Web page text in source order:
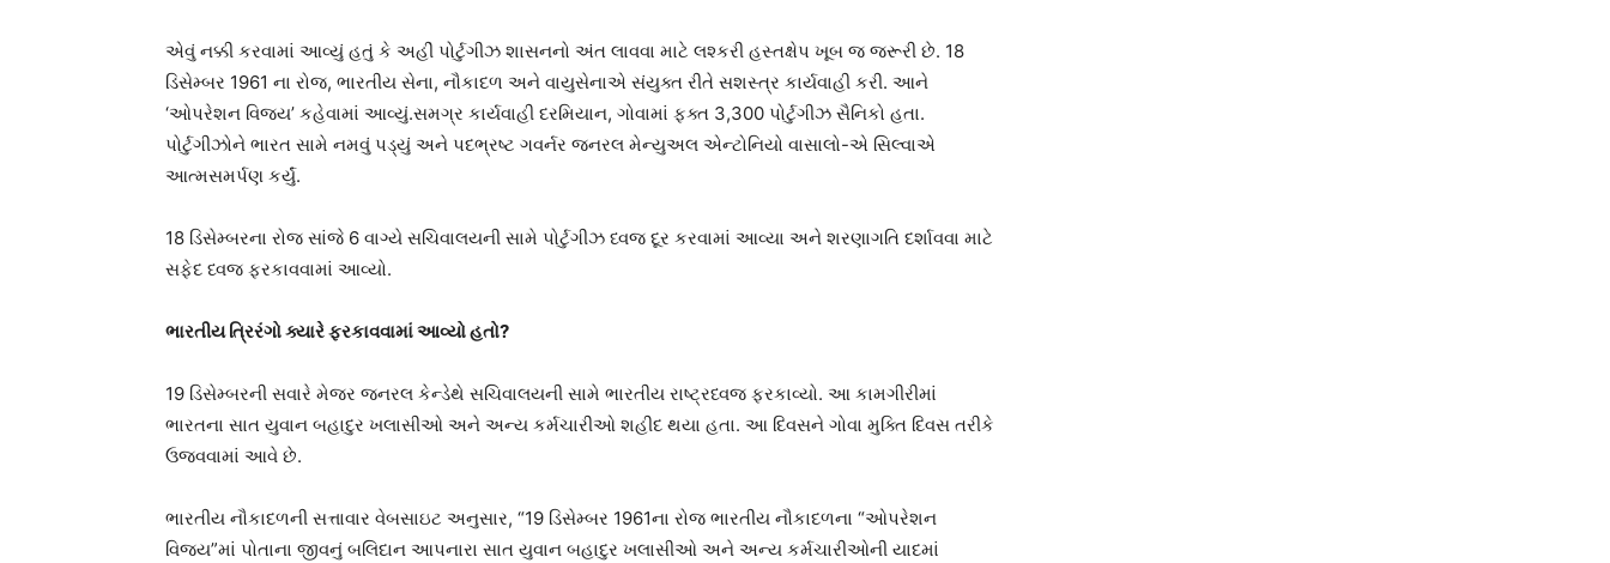
એવું નક્કી કરવામાં આવ્યું હતું કે અહીં પોર્ટુગીઝ શાસનનો અંત લાવવા માટે લશ્કરી હસ્તક્ષેપ ખૂબ જ જરૂરી છે. 18
ડિસેમ્બર 1961 ના રોજ, ભારતીય સેના, નૌકાદળ અને વાયુસેનાએ સંયુક્ત રીતે સશસ્ત્ર કાર્યવાહી કરી. આને
‘ઓપરેશન વિજય’ કહેવામાં આવ્યું.સમગ્ર કાર્યવાહી દરમિયાન, ગોવામાં ફક્ત 3,300 પોર્ટુગીઝ સૈનિકો હતા.
પોર્ટુગીઝોને ભારત સામે નમવું પડ્યું અને પદભ્રષ્ટ ગવર્નર જનરલ મેન્યુઅલ એન્ટોનિયો વાસાલો-એ સિલ્વાએ
આત્મસમર્પણ કર્યું.
18 ડિસેમ્બરના રોજ સાંજે 6 વાગ્યે સચિવાલયની સામે પોર્ટુગીઝ ધ્વજ દૂર કરવામાં આવ્યા અને શરણાગતિ દર્શાવવા માટે
સફેદ ધ્વજ ફરકાવવામાં આવ્યો.
ભારતીય ત્રિરંગો ક્યારે ફરકાવવામાં આવ્યો હતો?
19 ડિસેમ્બરની સવારે મેજર જનરલ કેન્ડેથે સચિવાલયની સામે ભારતીય રાષ્ટ્રધ્વજ ફરકાવ્યો. આ કામગીરીમાં
ભારતના સાત યુવાન બહાદુર ખલાસીઓ અને અન્ય કર્મચારીઓ શહીદ થયા હતા. આ દિવસને ગોવા મુક્તિ દિવસ તરીકે
ઉજવવામાં આવે છે.
ભારતીય નૌકાદળની સત્તાવાર વેબસાઇટ અનુસાર, “19 ડિસેમ્બર 1961ના રોજ ભારતીય નૌકાદળના “ઓપરેશન
વિજય”માં પોતાના જીવનું બલિદાન આપનારા સાત યુવાન બહાદુર ખલાસીઓ અને અન્ય કર્મચારીઓની યાદમાં